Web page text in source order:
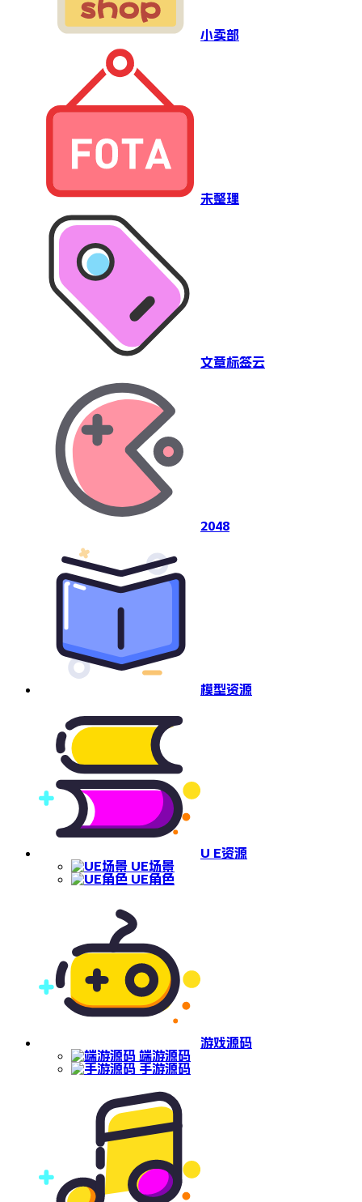
小卖部
未整理
文章标签云
2048
模型资源
U E资源
UE场景
UE角色
游戏源码
端游源码
手游源码